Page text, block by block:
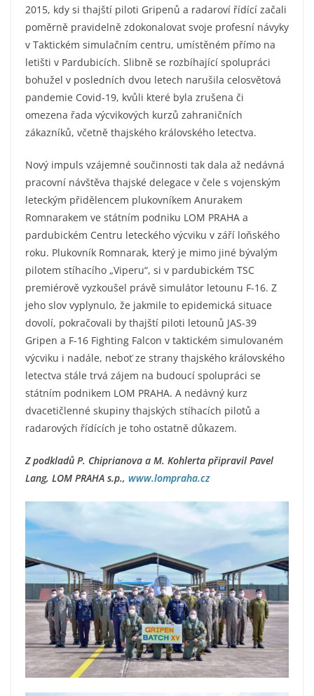
2015, kdy si thajští piloti Gripenů a radaroví řídící začali
poměrně pravidelně zdokonalovat svoje profesní návyky
v Taktickém simulačním centru, umístěném přímo na
letišti v Pardubicích. Slibně se rozbíhající spolupráci
bohužel v posledních dvou letech narušila celosvětová
pandemie Covid-19, kvůli které byla zrušena či
omezena řada výcvikových kurzů zahraničních
zákazníků, včetně thajského královského letectva.
Nový impuls vzájemné součinnosti tak dala až nedávná
pracovní návštěva thajské delegace v čele s vojenským
leteckým přidělencem plukovníkem Anurakem
Romnarakem ve státním podniku LOM PRAHA a
pardubickém Centru leteckého výcviku v září loňského
roku. Plukovník Romnarak, který je mimo jiné bývalým
pilotem stíhacího „Viperu“, si v pardubickém TSC
premiérově vyzkoušel právě simulátor letounu F-16. Z
jeho slov vyplynulo, že jakmile to epidemická situace
dovolí, pokračovali by thajští piloti letounů JAS-39
Gripen a F-16 Fighting Falcon v taktickém simulovaném
výcviku i nadále, neboť ze strany thajského královského
letectva stále trvá zájem na budoucí spolupráci se
státním podnikem LOM PRAHA. A nedávný kurz
dvacetičlenné skupiny thajských stíhacích pilotů a
radarových řídících je toho ostatně důkazem.
Z podkladů P. Chiprianova a M. Kohlerta připravil Pavel
Lang, LOM PRAHA s.p., www.lompraha.cz